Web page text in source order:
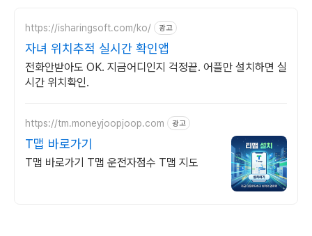
https://isharingsoft.com/ko/ 광고
자녀 위치추적 실시간 확인앱
전화안받아도 OK. 지금어디인지 걱정끝. 어플만 설치하면 실
시간 위치확인.
https://tm.moneyjoopjoop.com 광고
T맵 바로가기
T맵 바로가기 T맵 운전자점수 T맵 지도